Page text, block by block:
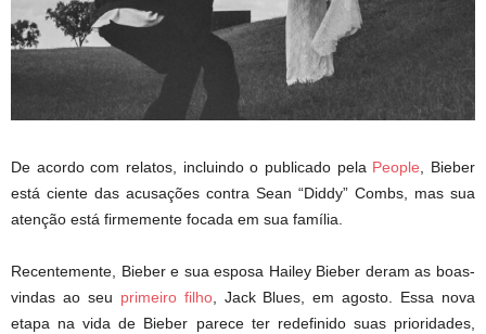
De acordo com relatos, incluindo o publicado pela People, Bieber
está ciente das acusações contra Sean “Diddy” Combs, mas sua
atenção está firmemente focada em sua família.
Recentemente, Bieber e sua esposa Hailey Bieber deram as boas-
vindas ao seu primeiro filho, Jack Blues, em agosto. Essa nova
etapa na vida de Bieber parece ter redefinido suas prioridades,